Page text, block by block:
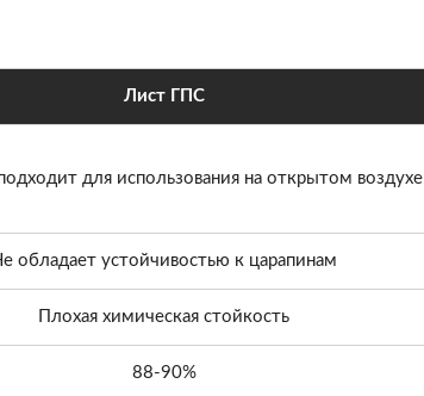
Лист ГПС
подходит для использования на открытом воздухе
обладает устойчивостью к царапинам
Плохая химическая стойкость
88-90%